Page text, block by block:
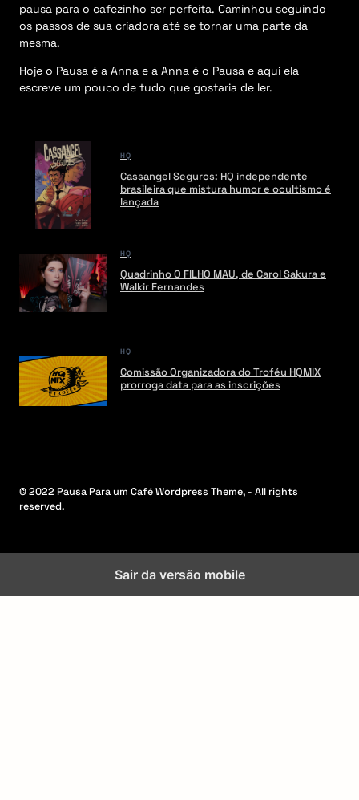
pausa para o cafezinho ser perfeita. Caminhou seguindo
os passos de sua criadora até se tornar uma parte da
mesma.
Hoje o Pausa é a Anna e a Anna é o Pausa e aqui ela
escreve um pouco de tudo que gostaria de ler.
HQ
Cassangel Seguros: HQ independente
brasileira que mistura humor e ocultismo é
lançada
HQ
Quadrinho O FILHO MAU, de Carol Sakura e
Walkir Fernandes
HQ
Comissão Organizadora do Troféu HQMIX
prorroga data para as inscrições
© 2022 Pausa Para um Café Wordpress Theme, - All rights
reserved.
Sair da versão mobile